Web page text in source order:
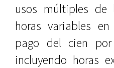
usos múltiples de
horas variables
pago del cien
incluyendo horas